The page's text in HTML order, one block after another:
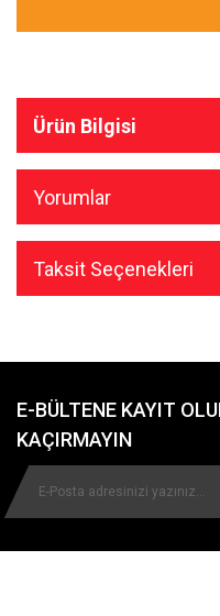
Ürün Bilgisi
Yorumlar
Taksit Seçenekleri
E-BÜLTENE KAYIT
KAÇIRMAYIN